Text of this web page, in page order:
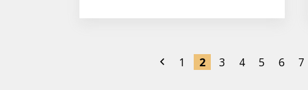
1 2 3 4 5 6 7